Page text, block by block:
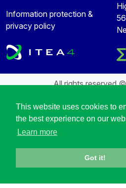
This website uses cookies to
the best experience on our
Learn more
Got it!
Information protection &
privacy policy
All rights reserved